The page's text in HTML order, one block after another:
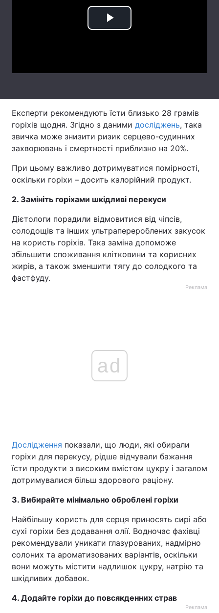
Play
Експерти рекомендують їсти близько 28 грамів
горіхів щодня. Згідно з даними досліджень, така
звичка може знизити ризик серцево-судинних
захворювань і смертності приблизно на 20%.
При цьому важливо дотримуватися помірності,
оскільки горіхи – досить калорійний продукт.
2. Замініть горіхами шкідливі перекуси
Дієтологи порадили відмовитися від чіпсів,
солодощів та інших ультраперероблених закусок
на користь горіхів. Така заміна допоможе
збільшити споживання клітковини та корисних
жирів, а також зменшити тягу до солодкого та
фастфуду.
Реклама
ad
Дослідження показали, що люди, які обирали
горіхи для перекусу, рідше відчували бажання
їсти продукти з високим вмістом цукру і загалом
дотримувалися більш здорового раціону.
3. Вибирайте мінімально оброблені горіхи
Найбільшу користь для серця приносять сирі або
сухі горіхи без додавання олії. Водночас фахівці
рекомендували уникати глазурованих, надмірно
солоних та ароматизованих варіантів, оскільки
вони можуть містити надлишок цукру, натрію та
шкідливих добавок.
4. Додайте горіхи до повсякденних страв
Реклама